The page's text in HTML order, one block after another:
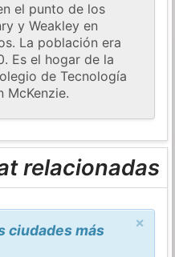
el punto de los
y Weakley en
La población era
Es el hogar de la
de Tecnología
McKenzie.
relacionadas
×
ciudades más